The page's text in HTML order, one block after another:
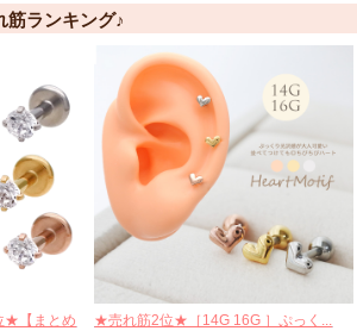
筋ランキング♪
★【まとめ
★売れ筋2位★［14G 16G ］ぷっく...